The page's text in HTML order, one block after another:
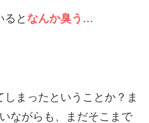
るとなんか臭う…
まったということか？ま
ながらも、まだそこまで